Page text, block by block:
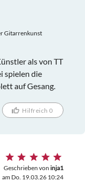
Gitarrenkunst
als von TT
spielen die
auf Gesang.
Hilfreich 0
Geschrieben von inja1
am Do. 19.03.26 10:24